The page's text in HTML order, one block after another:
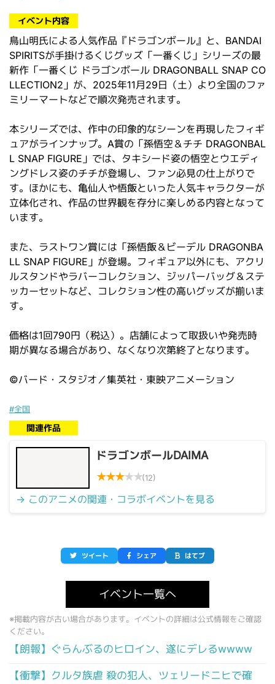
イベント内容
鳥山明氏による人気作品『ドラゴンボール』と、BANDAI
SPIRITSが手掛けるくじグッズ「一番くじ」シリーズの最
新作「一番くじ ドラゴンボール DRAGONBALL SNAP CO
LLECTION2」が、2025年11月29日（土）より全国のファ
ミリーマートなどで順次発売されます。
本シリーズでは、作中の印象的なシーンを再現したフィギ
ュアがラインナップ。A賞の「孫悟空＆チチ DRAGONBAL
L SNAP FIGURE」では、タキシード姿の悟空とウエディ
ングドレス姿のチチが登場し、ファン必見の仕上がりで
す。ほかにも、亀仙人や悟飯といった人気キャラクターが
立体化され、作品の世界観を存分に楽しめる内容となって
います。
また、ラストワン賞には「孫悟飯＆ビーデル DRAGONBA
LL SNAP FIGURE」が登場。フィギュア以外にも、アクリ
ルスタンドやラバーコレクション、ジッパーバッグ＆ステ
ッカーセットなど、コレクション性の高いグッズが揃いま
す。
価格は1回790円（税込）。店舗によって取扱いや発売時
期が異なる場合があり、なくなり次第終了となります。
©バード・スタジオ／集英社・東映アニメーション
#全国
関連作品
ドラゴンボールDAIMA
★★★★★(12)
→ このアニメの関連・コラボイベントを見る
ツイート シェア はてブ
イベント一覧へ
※掲載内容が古い場合があります。イベントの詳細は公式情報をご確認
ください。
【朗報】ぐらんぶるのヒロイン、遂にデレるwwww
【衝撃】クルタ族虐 殺の犯人、ツェリードニヒで確